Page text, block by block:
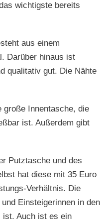
wichtigste bereits
aus einem
Darüber hinaus ist
qualitativ gut. Die Nähte
große Innentasche, die
ist. Außerdem gibt
Putztasche und des
hat diese mit 35 Euro
Verhältnis. Die
Einsteigerinnen in den
ist. Auch ist es ein